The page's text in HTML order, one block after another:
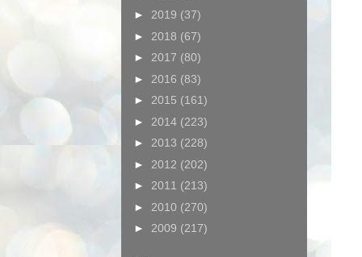
► 2019 (37)
► 2018 (67)
► 2017 (80)
► 2016 (83)
► 2015 (161)
► 2014 (223)
► 2013 (228)
► 2012 (202)
► 2011 (213)
► 2010 (270)
► 2009 (217)